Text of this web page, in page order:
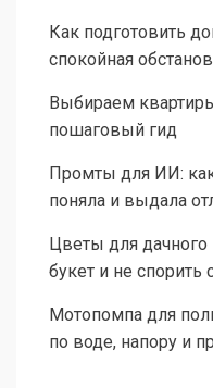
Как подготовить
спокойная
Выбираем
пошаговый гид
Промты для ИИ:
поняла и выдала
Цветы для дачного
букет и не спорить
Мотопомпа для
по воде, напору и